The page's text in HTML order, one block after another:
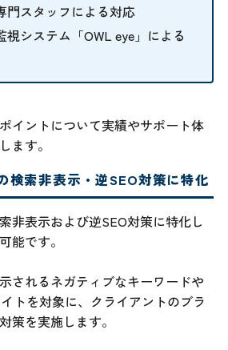
門スタッフによる対応
視システム「OWL eye」による
イントについて実績やサポート体
ます。
検索非表示・逆SEO対策に特化
非表示および逆SEO対策に特化し
能です。
されるネガティブなキーワードや
トを対象に、クライアントのブラ
策を実施します。